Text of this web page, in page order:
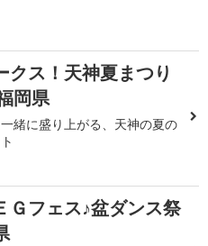
クス！天神夏まつり
岡県
緒に盛り上がる、天神の夏の
Ｇフェス♪盆ダンス祭